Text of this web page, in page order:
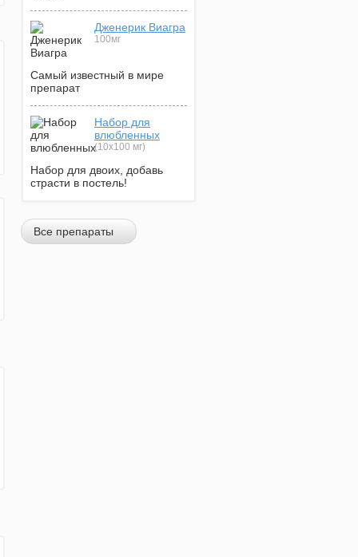
Дженерик Виагра
100мг
Самый известный в мире
препарат
Набор для
влюбленных
(10х100 мг)
Набор для двоих, добавь
страсти в постель!
Все препараты